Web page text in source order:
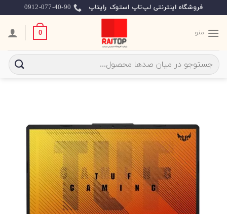
to
content
فروشگاه اینترنتی لپ‌تاپ استوک رایتاپ 0912-077-40-90
منو 0
جستجو
برای: